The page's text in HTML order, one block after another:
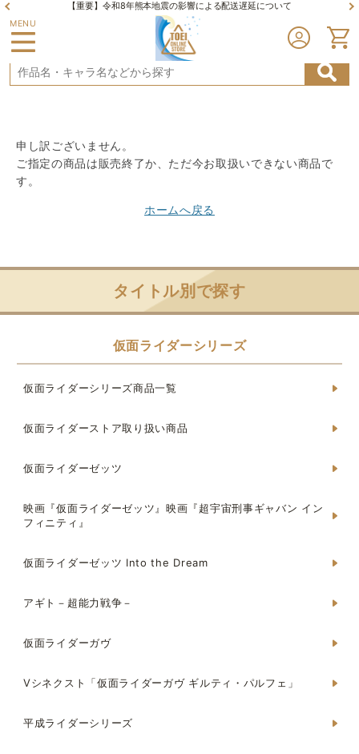
【重要】令和8年熊本地震の影響による配送遅延について
MENU
申し訳ございません。
ご指定の商品は販売終了か、ただ今お取扱いできない商品で
す。
ホームへ戻る
タイトル別で探す
仮面ライダーシリーズ
仮面ライダーシリーズ商品一覧
仮面ライダーストア取り扱い商品
仮面ライダーゼッツ
映画『仮面ライダーゼッツ』映画『超宇宙刑事ギャバン イン
フィニティ』
仮面ライダーゼッツ Into the Dream
アギト－超能力戦争－
仮面ライダーガヴ
Vシネクスト「仮面ライダーガヴ ギルティ・パルフェ」
平成ライダーシリーズ